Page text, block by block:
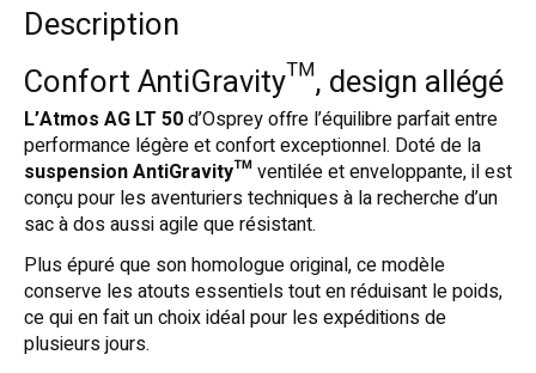
Description
Confort AntiGravity™, design allégé
L’Atmos AG LT 50d’Osprey offre l’équilibre parfait entre
performance légère et confort exceptionnel. Doté de la
suspension AntiGravity™ventilée et enveloppante, il est
conçu pour les aventuriers techniques à la recherche d’un
sac à dos aussi agile que résistant.
Plus épuré que son homologue original, ce modèle
conserve les atouts essentiels tout en réduisant le poids,
ce qui en fait un choix idéal pour les expéditions de
plusieurs jours.